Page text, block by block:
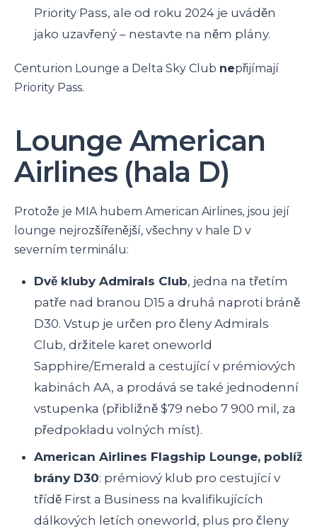
Priority Pass, ale od roku 2024 je uváděn
jako uzavřený – nestavte na něm plány.
Centurion Lounge a Delta Sky Club nepřijímají
Priority Pass.
Lounge American
Airlines (hala D)
Protože je MIA hubem American Airlines, jsou její
lounge nejrozšířenější, všechny v hale D v
severním terminálu:
Dvě kluby Admirals Club, jedna na třetím
patře nad branou D15 a druhá naproti bráně
D30. Vstup je určen pro členy Admirals
Club, držitele karet oneworld
Sapphire/Emerald a cestující v prémiových
kabinách AA, a prodává se také jednodenní
vstupenka (přibližně $79 nebo 7 900 mil, za
předpokladu volných míst).
American Airlines Flagship Lounge, poblíž
brány D30: prémiový klub pro cestující v
třídě First a Business na kvalifikujících
dálkových letích oneworld, plus pro členy